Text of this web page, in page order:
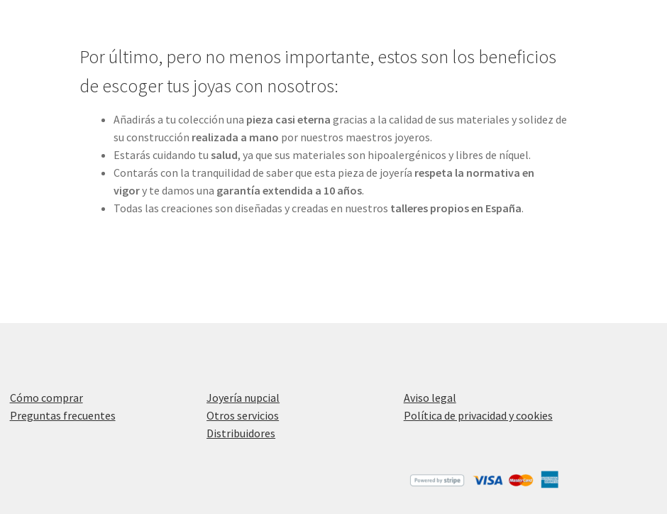
Por último, pero no menos importante, estos son los beneficios
de escoger tus joyas con nosotros:
Añadirás a tu colección una pieza casi eterna gracias a la calidad de sus materiales y solidez de
su construcción realizada a mano por nuestros maestros joyeros.
Estarás cuidando tu salud, ya que sus materiales son hipoalergénicos y libres de níquel.
Contarás con la tranquilidad de saber que esta pieza de joyería respeta la normativa en
vigory te damos una garantía extendida a 10 años.
Todas las creaciones son diseñadas y creadas en nuestros talleres propiosen España.
Cómo comprar
Preguntas frecuentes
Joyería nupcial
Otros servicios
Distribuidores
Aviso legal
Política de privacidad y cookies